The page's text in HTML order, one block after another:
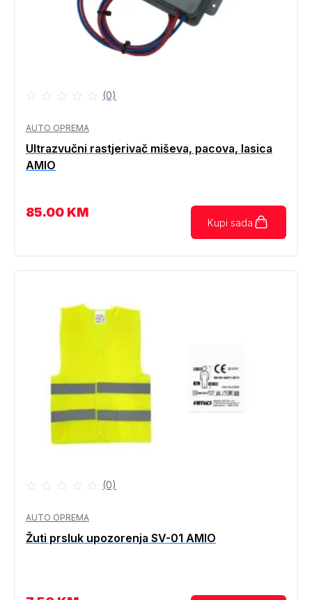
(0)
AUTO OPREMA
Ultrazvučni rastjerivač miševa, pacova, lasica
AMIO
85.00 KM
Kupi sada
(0)
AUTO OPREMA
Žuti prsluk upozorenja SV-01 AMIO